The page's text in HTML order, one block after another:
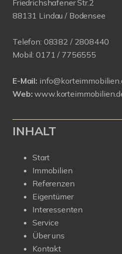
Friedrichshafener Str.2
88131 Lindau / Bodensee
Telefon: 08382 / 2808440
Mobil: 0171 / 7756555
E-Mail:
Web:
INHALT
Start
Immobilien
Referenzen
Eigentümer
Interessenten
Service
Über uns
Kontakt